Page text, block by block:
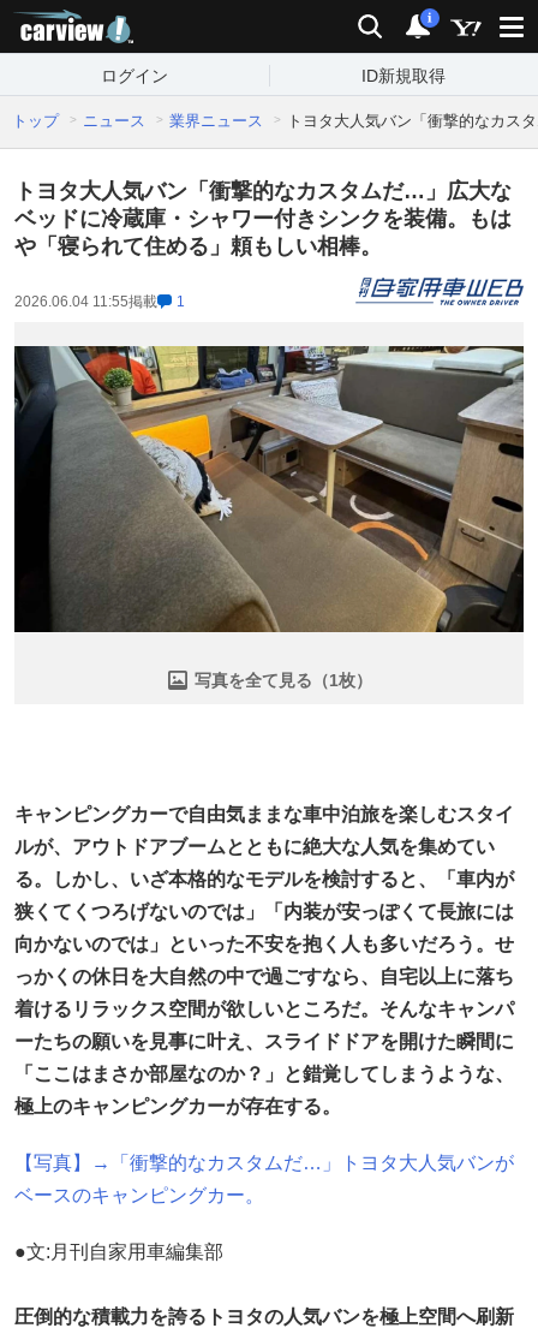
検索 通知
i
ログイン ID新規取得
トップ ニュース 業界ニュース トヨタ大人気バン「衝撃的なカス
トヨタ大人気バン「衝撃的なカスタムだ…」広大な
ベッドに冷蔵庫・シャワー付きシンクを装備。もは
や「寝られて住める」頼もしい相棒。
2026.06.04 11:55掲載 1
写真を全て見る（1枚）
キャンピングカーで自由気ままな車中泊旅を楽しむスタイ
ルが、アウトドアブームとともに絶大な人気を集めてい
る。しかし、いざ本格的なモデルを検討すると、「車内が
狭くてくつろげないのでは」「内装が安っぽくて長旅には
向かないのでは」といった不安を抱く人も多いだろう。せ
っかくの休日を大自然の中で過ごすなら、自宅以上に落ち
着けるリラックス空間が欲しいところだ。そんなキャンパ
ーたちの願いを見事に叶え、スライドドアを開けた瞬間に
「ここはまさか部屋なのか？」と錯覚してしまうような、
極上のキャンピングカーが存在する。
【写真】→「衝撃的なカスタムだ…」トヨタ大人気バンが
ベースのキャンピングカー。
●文:月刊自家用車編集部
圧倒的な積載力を誇るトヨタの人気バンを極上空間へ刷新